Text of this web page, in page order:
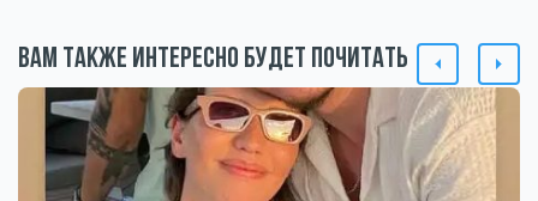
Вам также интересно будет почитать